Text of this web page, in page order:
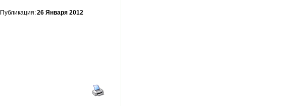
Публикация:26 Января 2012